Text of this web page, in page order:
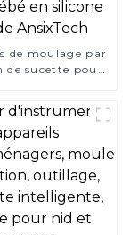
de moulage par
de sucette pour